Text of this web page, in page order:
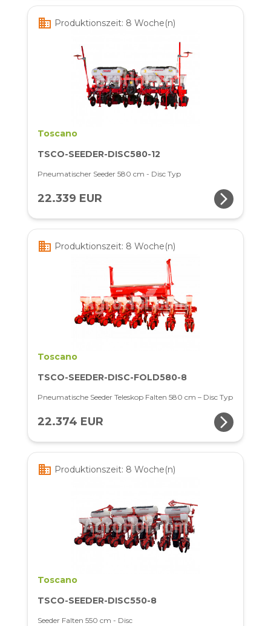
business Produktionszeit: 8 Woche(n)
Toscano
TSCO-SEEDER-DISC580-12
Pneumatischer Seeder 580 cm - Disc Typ
22.339 EUR arrow_forward_ios
business Produktionszeit: 8 Woche(n)
Toscano
TSCO-SEEDER-DISC-FOLD580-8
Pneumatische Seeder Teleskop Falten 580 cm – Disc Typ
22.374 EUR arrow_forward_ios
business Produktionszeit: 8 Woche(n)
Toscano
TSCO-SEEDER-DISC550-8
Seeder Falten 550 cm - Disc